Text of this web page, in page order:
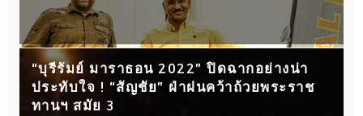
“บุรีรัมย์ มาราธอน 2022” ปิดฉากอย่างน่า
ประทับใจ ! “สัญชัย” ฝ่าฝนคว้าถ้วยพระราช
ทานฯ สมัย 3